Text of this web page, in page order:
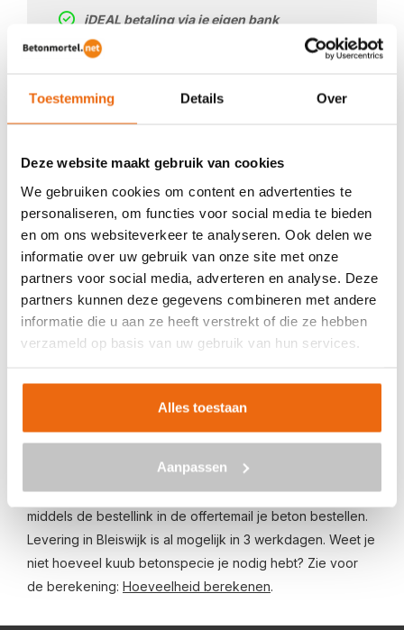
Toestemming Details Over
Deze website maakt gebruik van cookies
We gebruiken cookies om content en advertenties te
personaliseren, om functies voor social media te bieden
en om ons websiteverkeer te analyseren. Ook delen we
informatie over uw gebruik van onze site met onze
partners voor social media, adverteren en analyse. Deze
partners kunnen deze gegevens combineren met andere
informatie die u aan ze heeft verstrekt of die ze hebben
verzameld op basis van uw gebruik van hun services.
Alles toestaan
Aanpassen
BETON BESTELLEN IN BLEISWIJK
Ben je op zoek naar een leverancier bij jou in de buurt die
goedkoop beton kan storten in Bleiswijk? Dan ben je bij
ons aan het juiste adres. Wij bezorgen kant-en-klaar
in Bleiswijk bestellen is eenvoudig: vraag vrijblijvend een
type beton, de optionele keuze voor een betonpomp en
je e-mailadres in en ontvang binnen enkele seconden een
gerichte prijs per e-mail voor Bleiswijk. Aansluitend kun je
middels de bestellink in de offertemail je beton bestellen.
Levering in Bleiswijk is al mogelijk in 3 werkdagen. Weet je
niet hoeveel kuub betonspecie je nodig hebt? Zie voor
de berekening: Hoeveelheid berekenen.
iDEAL betaling via je eigen bank
Prijs op basis van uw postcode
Veilig betalen met: